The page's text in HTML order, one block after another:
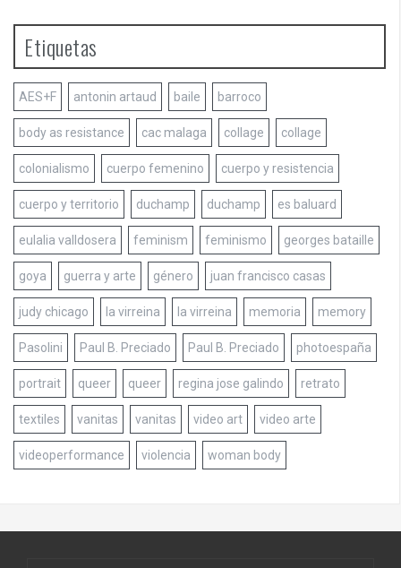
Etiquetas
AES+F antonin artaud baile barroco
body as resistance cac malaga collage collage
colonialismo cuerpo femenino cuerpo y resistencia
cuerpo y territorio duchamp duchamp es baluard
eulalia valldosera feminism feminismo georges bataille
goya guerra y arte género juan francisco casas
judy chicago la virreina la virreina memoria memory
Pasolini Paul B. Preciado Paul B. Preciado photoespaña
portrait queer queer regina jose galindo retrato
textiles vanitas vanitas video art video arte
videoperformance violencia woman body